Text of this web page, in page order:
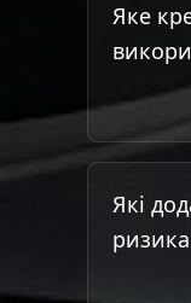
Яке
Які